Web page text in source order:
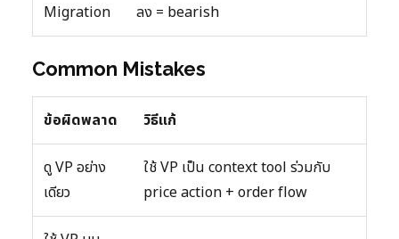
Migration
ลง = bearish
Common Mistakes
ข้อผิดพลาด วิธีแก้
ดู VP อย่าง
เดียว
ใช้ VP เป็น context tool ร่วมกับ
price action + order flow